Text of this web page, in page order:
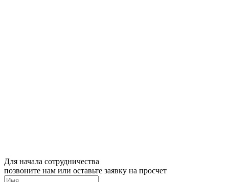
Для начала сотрудничества
позвоните нам или оставьте заявку на просчет